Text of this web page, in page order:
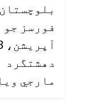
فورسز جو
دهشتگرد
مارجي ويا